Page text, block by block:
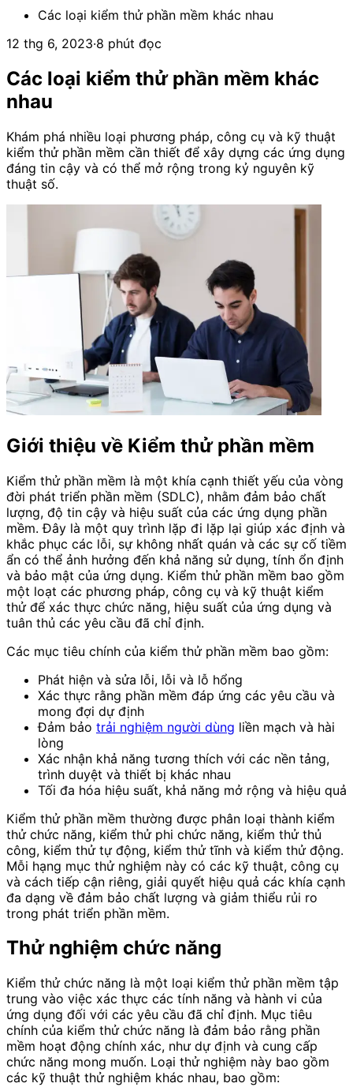
Các loại kiểm thử phần mềm khác nhau
12 thg 6, 2023·8 phút đọc
Các loại kiểm thử phần mềm khác
nhau
Khám phá nhiều loại phương pháp, công cụ và kỹ thuật
kiểm thử phần mềm cần thiết để xây dựng các ứng dụng
đáng tin cậy và có thể mở rộng trong kỷ nguyên kỹ
thuật số.
Giới thiệu về Kiểm thử phần mềm
Kiểm thử phần mềm là một khía cạnh thiết yếu của vòng
đời phát triển phần mềm (SDLC), nhằm đảm bảo chất
lượng, độ tin cậy và hiệu suất của các ứng dụng phần
mềm. Đây là một quy trình lặp đi lặp lại giúp xác định và
khắc phục các lỗi, sự không nhất quán và các sự cố tiềm
ẩn có thể ảnh hưởng đến khả năng sử dụng, tính ổn định
và bảo mật của ứng dụng. Kiểm thử phần mềm bao gồm
một loạt các phương pháp, công cụ và kỹ thuật kiểm
thử để xác thực chức năng, hiệu suất của ứng dụng và
tuân thủ các yêu cầu đã chỉ định.
Các mục tiêu chính của kiểm thử phần mềm bao gồm:
Phát hiện và sửa lỗi, lỗi và lỗ hổng
Xác thực rằng phần mềm đáp ứng các yêu cầu và
mong đợi dự định
Đảm bảo trải nghiệm người dùng liền mạch và hài
lòng
Xác nhận khả năng tương thích với các nền tảng,
trình duyệt và thiết bị khác nhau
Tối đa hóa hiệu suất, khả năng mở rộng và hiệu quả
Kiểm thử phần mềm thường được phân loại thành kiểm
thử chức năng, kiểm thử phi chức năng, kiểm thử thủ
công, kiểm thử tự động, kiểm thử tĩnh và kiểm thử động.
Mỗi hạng mục thử nghiệm này có các kỹ thuật, công cụ
và cách tiếp cận riêng, giải quyết hiệu quả các khía cạnh
đa dạng về đảm bảo chất lượng và giảm thiểu rủi ro
trong phát triển phần mềm.
Thử nghiệm chức năng
Kiểm thử chức năng là một loại kiểm thử phần mềm tập
trung vào việc xác thực các tính năng và hành vi của
ứng dụng đối với các yêu cầu đã chỉ định. Mục tiêu
chính của kiểm thử chức năng là đảm bảo rằng phần
mềm hoạt động chính xác, như dự định và cung cấp
chức năng mong muốn. Loại thử nghiệm này bao gồm
các kỹ thuật thử nghiệm khác nhau, bao gồm: